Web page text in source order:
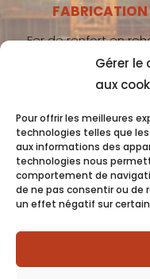
Gérer le
aux
Pour offrir les meilleures
technologies telles que
aux informations des
technologies nous
comportement de
de ne pas consentir ou
un effet négatif sur
FABRICATION
Fer de renfort en
Métallerie gros-
Métallerie second-
Métallerie industrie
Coquet 2022 -